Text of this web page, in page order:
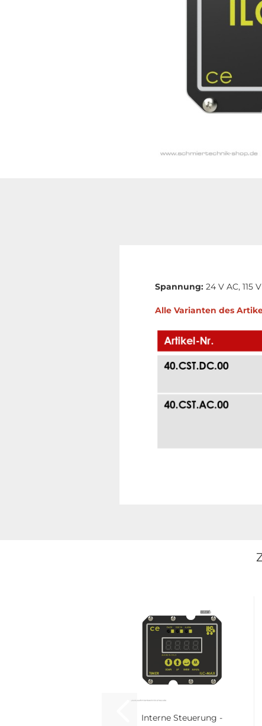
Spannung: 24 V AC, 115
Alle Varianten des
In­ter­ne Steue­rung -